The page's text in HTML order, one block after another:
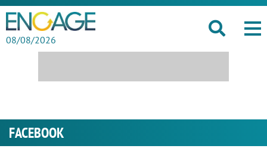
08/08/2026
FACEBOOK